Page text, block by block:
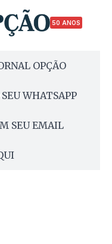
50 ANOS
OPÇÃO
WHATSAPP
SEU EMAIL